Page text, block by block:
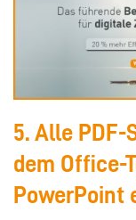
5. Alle
dem Office-
PowerPoint